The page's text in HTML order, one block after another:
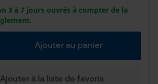
3 à 7 jours ouvrés à compter de la
Ajouter au panier
Ajouter à la liste de favoris